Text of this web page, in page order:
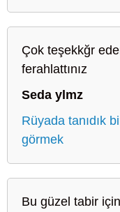
Çok teşekkğr
ferahlattınız
Seda ylmz
Rüyada tanıdık
görmek
Bu güzel tabir